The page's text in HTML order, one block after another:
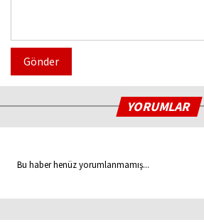
Gönder
YORUMLAR
Bu haber henüz yorumlanmamış...